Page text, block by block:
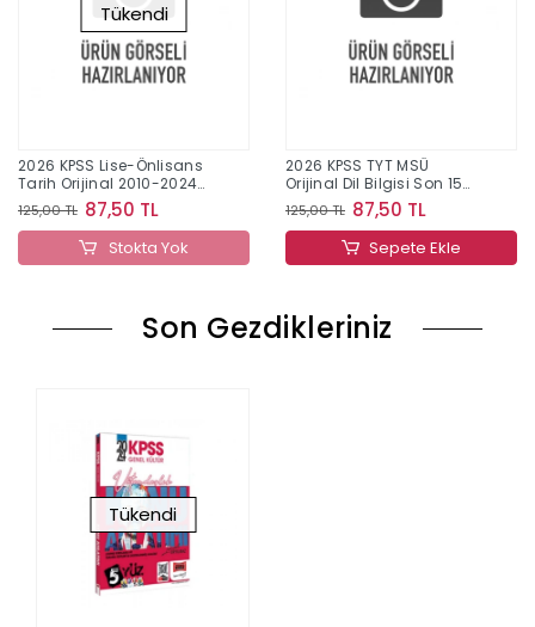
Tükendi
2026 KPSS Lise-Önlisans
Tarih Orijinal 2010-2024
Konu Konu Çıkmış Sorular
125,00 TL 87,50 TL
Stokta Yok
2026 KPSS TYT MSÜ
Orijinal Dil Bilgisi Son 15
Yıl Çıkmış Sorular
125,00 TL 87,50 TL
Sepete Ekle
Son Gezdikleriniz
Tükendi